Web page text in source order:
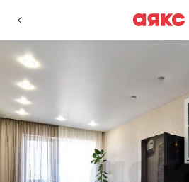
Избранное
0 объявлений